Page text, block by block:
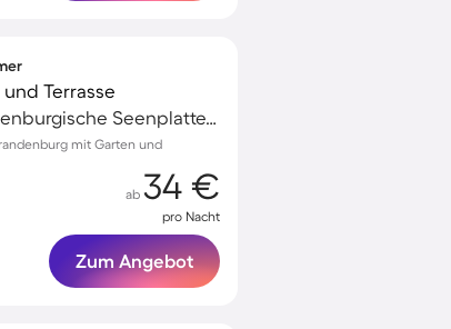
Terrasse
Neubrandenburg, Mecklenburgische Seenplatte, Deutschland
mit Garten und
ab 34 €
pro Nacht
Zum Angebot